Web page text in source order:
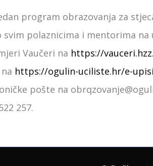
program obrazovanja za
polaznicima i mentorima na
Vaučeri na https://
https://ogulin-uciliste.hr/e-
pošte na
257.